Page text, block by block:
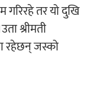
गरिरहे तर यो दुखि
श्रीमती
रहेछन् जस्को